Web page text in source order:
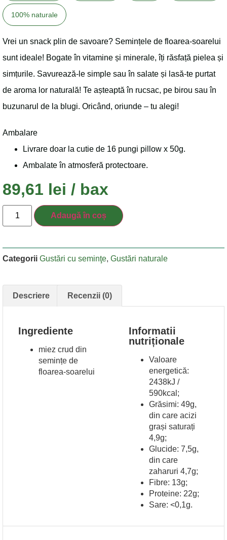
100% naturale
Vrei un snack plin de savoare? Semințele de floarea-soarelui
sunt ideale! Bogate în vitamine și minerale, îți răsfață pielea și
simțurile. Savurează-le simple sau în salate și lasă-te purtat
de aroma lor naturală! Te așteaptă în rucsac, pe birou sau în
buzunarul de la blugi. Oricând, oriunde – tu alegi!
Ambalare
Livrare doar la cutie de 16 pungi pillow x 50g.
Ambalate în atmosferă protectoare.
89,61 lei / bax
Adaugă în coș
Categorii Gustări cu seminţe, Gustări naturale
Descriere Recenzii (0)
Ingrediente
miez crud din
semințe de
floarea-soarelui
Informatii
nutriționale
Valoare
energetică:
2438kJ /
590kcal;
Grăsimi: 49g,
din care acizi
grași saturați
4,9g;
Glucide: 7,5g,
din care
zaharuri 4,7g;
Fibre: 13g;
Proteine: 22g;
Sare: <0,1g.